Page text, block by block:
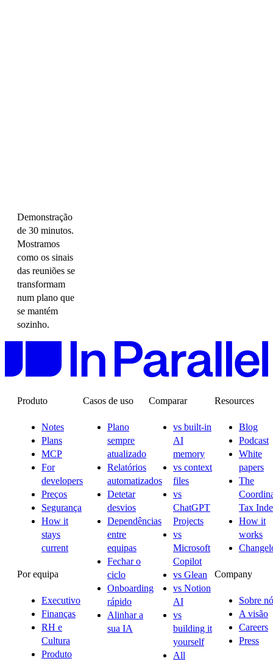
Demonstração
de 30 minutos.
Mostramos
como os sinais
das reuniões se
transformam
num plano que
se mantém
sozinho.
Produto
Notes
Plans
MCP
For
developers
Preços
Segurança
How it
stays
current
Por equipa
Executivo
Finanças
RH e
Cultura
Produto
Casos de uso
Plano
sempre
atualizado
Relatórios
automatizados
Detetar
desvios
Dependências
entre
equipas
Fechar o
ciclo
Onboarding
rápido
Alinhar a
sua IA
Comparar
vs built-in
AI
memory
vs context
files
vs
ChatGPT
Projects
vs
Microsoft
Copilot
vs Glean
vs Notion
AI
vs
building it
yourself
All
Resources
Blog
Podcast
White
papers
The
Tax
How it
works
Company
Sobre
A visão
Careers
Press